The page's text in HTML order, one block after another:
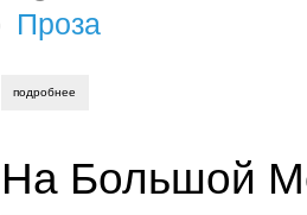
Проза
подробнее
На Большой